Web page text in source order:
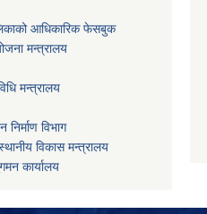
आधिकारिक फेसबुक
मन्त्रालय
मन्त्रालय
विभाग
विकास मन्त्रालय
कार्यालय